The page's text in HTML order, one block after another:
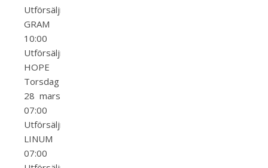
Utförsäljning
GRAM
10:00
Utförsäljning
HOPE
Torsdag
28 mars
07:00
Utförsäljning
LINUM
07:00